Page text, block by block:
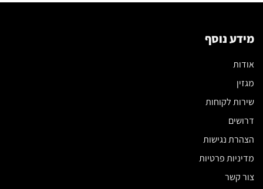
מידע נוסף
אודות
מגזין
שירות לקוחות
דרושים
הצהרת נגישות
מדיניות פרטיות
צור קשר